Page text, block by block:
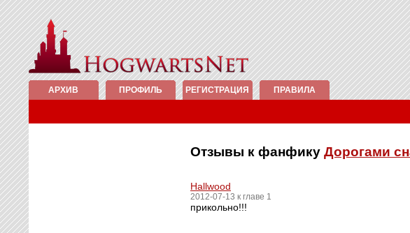
АРХИВ ПРОФИЛЬ РЕГИСТРАЦИЯ ПРАВИЛА
Отзывы к фанфику Дорогами
Hallwood
2012-07-13 к главе 1
прикольно!!!